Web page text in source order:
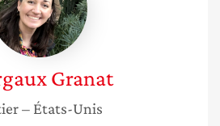
Granat
– États-Unis